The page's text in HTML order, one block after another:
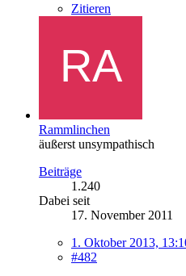
Zitieren
Rammlinchen
äußerst unsympathisch
Beiträge
1.240
Dabei seit
17. November 2011
1. Oktober 2013,
#482